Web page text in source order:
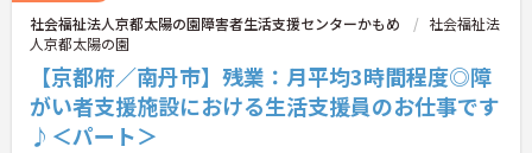
社会福祉法人京都太陽の園障害者生活支援センターかもめ
社会福祉法
人京都太陽の園
【京都府／南丹市】残業：月平均3時間程度◎障
がい者支援施設における生活支援員のお仕事です
♪＜パート＞